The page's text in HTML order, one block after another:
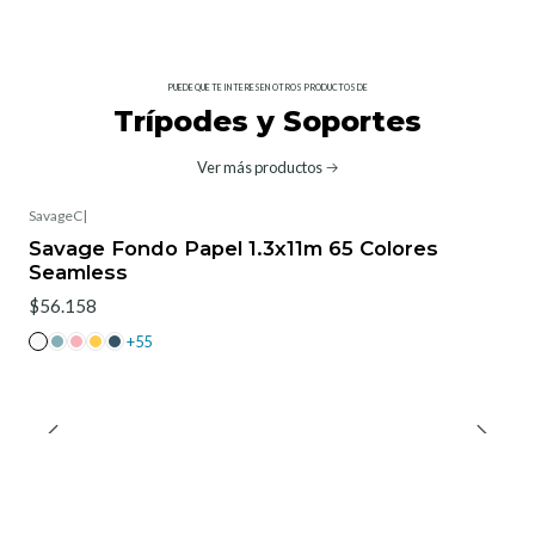
PUEDE QUE TE INTERESEN OTROS PRODUCTOS DE
Trípodes y Soportes
Ver más productos
SavageC|
Savage Fondo Papel 1.3x11m 65 Colores
Seamless
$56.158
+55